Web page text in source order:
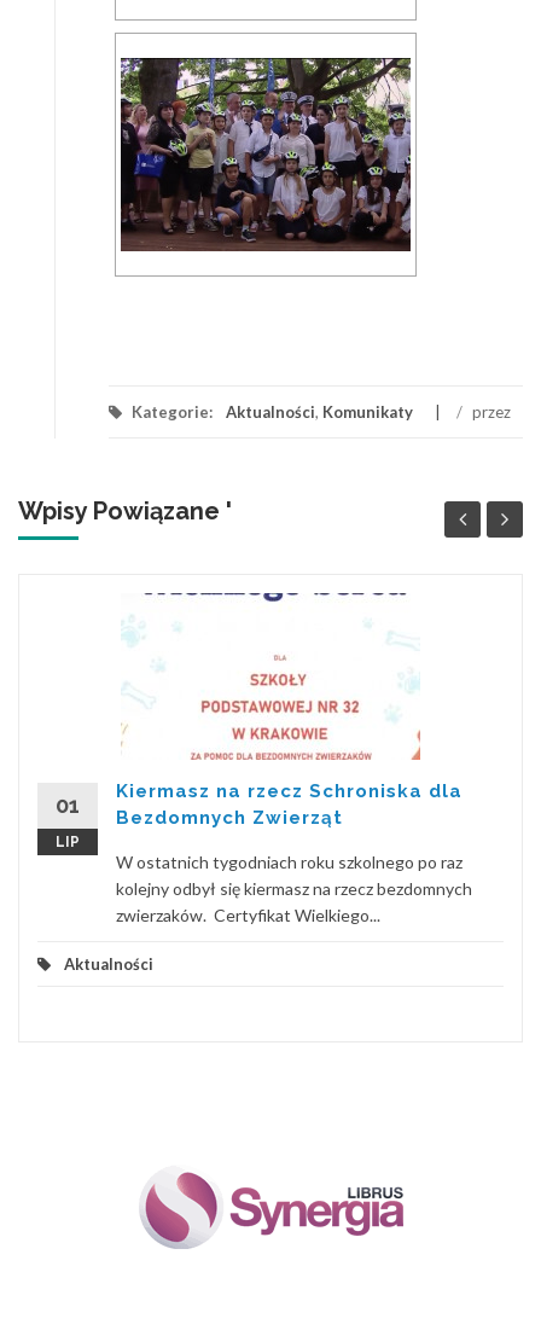
Kategorie: Aktualności, Komunikaty / przez
Wpisy Powiązane '
01
LIP
Kiermasz na rzecz Schroniska dla
Bezdomnych Zwierząt
W ostatnich tygodniach roku szkolnego po raz
kolejny odbył się kiermasz na rzecz bezdomnych
zwierzaków. Certyfikat Wielkiego...
Aktualności